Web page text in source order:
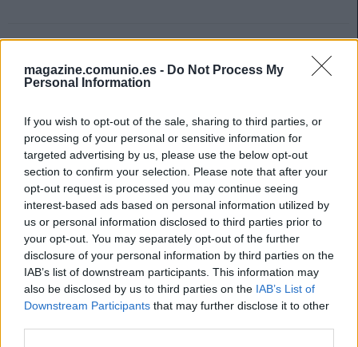
magazine.comunio.es - Do Not Process My
Personal Information
If you wish to opt-out of the sale, sharing to third parties, or
processing of your personal or sensitive information for
targeted advertising by us, please use the below opt-out
section to confirm your selection. Please note that after your
opt-out request is processed you may continue seeing
interest-based ads based on personal information utilized by
us or personal information disclosed to third parties prior to
your opt-out. You may separately opt-out of the further
disclosure of your personal information by third parties on the
IAB’s list of downstream participants. This information may
also be disclosed by us to third parties on the IAB’s List of
Downstream Participants that may further disclose it to other
Los sancionados de la jornada 26: ¿Quiénes suplirán a Merino &
cía?
15. marzo 2023 PorJesus Gallo|